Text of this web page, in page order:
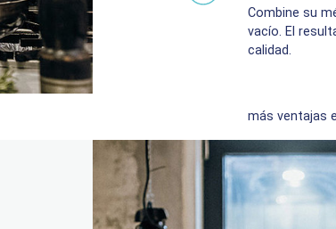
Combine su
vacío. El
calidad.
más ventajas